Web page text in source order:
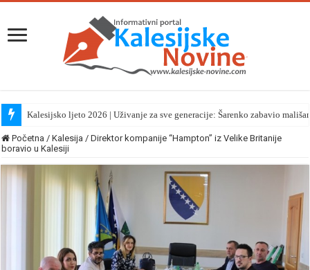
Kalesijsko ljeto 2026 | Uživanje za sve generacije: Šarenko zabavio
Početna / Kalesija / Direktor kompanije “Hampton” iz Velike Britanije
boravio u Kalesiji